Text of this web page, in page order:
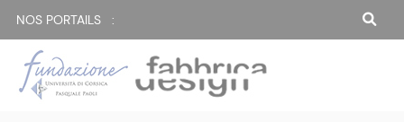
NOS PORTAILS :